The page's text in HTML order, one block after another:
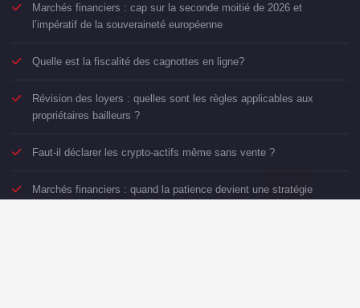
Marchés financiers : cap sur la seconde moitié de 2026 et
l’impératif de la souveraineté européenne
Quelle est la fiscalité des cagnottes en ligne?
Révision des loyers : quelles sont les règles applicables aux
propriétaires bailleurs ?
Faut-il déclarer les crypto-actifs même sans vente ?
Marchés financiers : quand la patience devient une stratégie